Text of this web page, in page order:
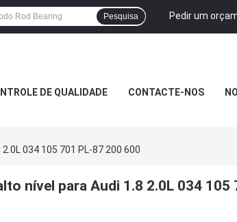
Pedir um
Pesquisa
DE QUALIDADE CONTACTE-NOS
034 105 701 PL-87 200 600
nível para Audi 1.8 2.0L 034 105